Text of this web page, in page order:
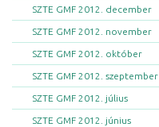
SZTE GMF 2012. december
SZTE GMF 2012. november
SZTE GMF 2012. október
SZTE GMF 2012. szeptember
SZTE GMF 2012. július
SZTE GMF 2012. június